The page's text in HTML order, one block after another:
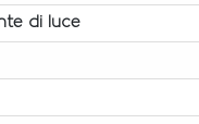
di luce